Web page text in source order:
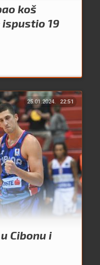
koš
19
25.01.2024. 22:51
Cibonu i